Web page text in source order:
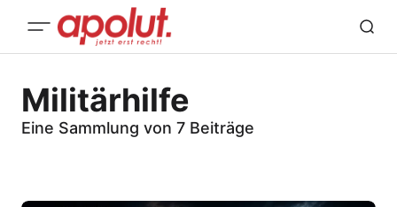
Militärhilfe
Eine Sammlung von 7 Beiträge